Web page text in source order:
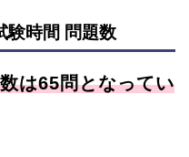
験時間 問題数
は65問となってい